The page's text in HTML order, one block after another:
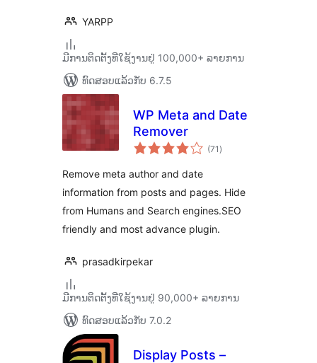
YARPP
ມີການຕິດຕັ້ງທີ່ໃຊ້ງານຢູ່ 100,000+ ລາຍການ
ທົດສອບແລ້ວກັບ 6.7.5
WP Meta and Date
Remover
(71 ຄະແນນ
ທັງໝົດ
)
Remove meta author and date
information from posts and pages. Hide
from Humans and Search engines.SEO
friendly and most advance plugin.
prasadkirpekar
ມີການຕິດຕັ້ງທີ່ໃຊ້ງານຢູ່ 90,000+ ລາຍການ
ທົດສອບແລ້ວກັບ 7.0.2
Display Posts –